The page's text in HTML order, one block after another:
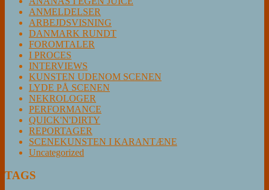
ANMELDELSER
ARBEJDSVISNING
DANMARK RUNDT
FOROMTALER
I PROCES
INTERVIEWS
KUNSTEN UDENOM SCENEN
LYDE PÅ SCENEN
NEKROLOGER
PERFORMANCE
QUICK'N'DIRTY
REPORTAGER
SCENEKUNSTEN I KARANTÆNE
Uncategorized
TAGS